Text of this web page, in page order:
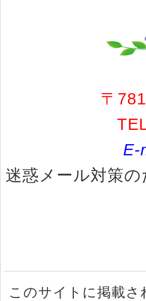
〒
E-
迷惑メール対策
このサイトに掲載